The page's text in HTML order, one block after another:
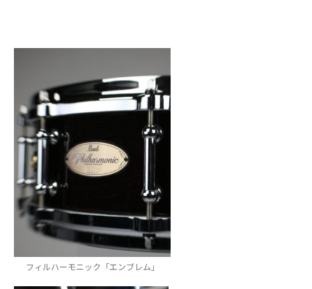
フィルハーモニック「エンブレム」